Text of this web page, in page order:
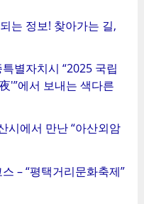
는 정보! 찾아가는 길,
별자치시 “2025 국립
'”에서 보내는 색다른
시에서 만난 “아산외암
– “평택거리문화축제”